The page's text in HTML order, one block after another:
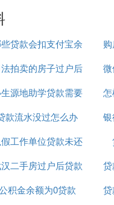
贷款会扣支付宝余
额
拍卖的房子过户后
还能贷款
源地助学贷款需要
什么资料
款流水没过怎么办
工作单位贷款未还
坐牢吗
二手房过户后贷款
到账
积金余额为0贷款